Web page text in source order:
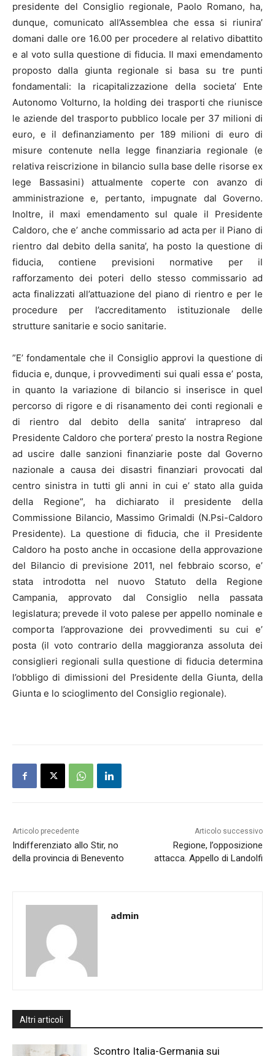
presidente del Consiglio regionale, Paolo Romano, ha,
dunque, comunicato all’Assemblea che essa si riunira’
domani dalle ore 16.00 per procedere al relativo dibattito
e al voto sulla questione di fiducia. Il maxi emendamento
proposto dalla giunta regionale si basa su tre punti
fondamentali: la ricapitalizzazione della societa’ Ente
Autonomo Volturno, la holding dei trasporti che riunisce
le aziende del trasporto pubblico locale per 37 milioni di
euro, e il definanziamento per 189 milioni di euro di
misure contenute nella legge finanziaria regionale (e
relativa reiscrizione in bilancio sulla base delle risorse ex
lege Bassasini) attualmente coperte con avanzo di
amministrazione e, pertanto, impugnate dal Governo.
Inoltre, il maxi emendamento sul quale il Presidente
Caldoro, che e’ anche commissario ad acta per il Piano di
rientro dal debito della sanita’, ha posto la questione di
fiducia, contiene previsioni normative per il
rafforzamento dei poteri dello stesso commissario ad
acta finalizzati all’attuazione del piano di rientro e per le
procedure per l’accreditamento istituzionale delle
strutture sanitarie e socio sanitarie.
”E’ fondamentale che il Consiglio approvi la questione di
fiducia e, dunque, i provvedimenti sui quali essa e’ posta,
in quanto la variazione di bilancio si inserisce in quel
percorso di rigore e di risanamento dei conti regionali e
di rientro dal debito della sanita’ intrapreso dal
Presidente Caldoro che portera’ presto la nostra Regione
ad uscire dalle sanzioni finanziarie poste dal Governo
nazionale a causa dei disastri finanziari provocati dal
centro sinistra in tutti gli anni in cui e’ stato alla guida
della Regione”, ha dichiarato il presidente della
Commissione Bilancio, Massimo Grimaldi (N.Psi-Caldoro
Presidente). La questione di fiducia, che il Presidente
Caldoro ha posto anche in occasione della approvazione
del Bilancio di previsione 2011, nel febbraio scorso, e’
stata introdotta nel nuovo Statuto della Regione
Campania, approvato dal Consiglio nella passata
legislatura; prevede il voto palese per appello nominale e
comporta l’approvazione dei provvedimenti su cui e’
posta (il voto contrario della maggioranza assoluta dei
consiglieri regionali sulla questione di fiducia determina
l’obbligo di dimissioni del Presidente della Giunta, della
Giunta e lo scioglimento del Consiglio regionale).
Articolo precedente
Indifferenziato allo Stir, no
della provincia di Benevento
Articolo successivo
Regione, l’opposizione
attacca. Appello di Landolfi
admin
Altri articoli
Scontro Italia-Germania sui